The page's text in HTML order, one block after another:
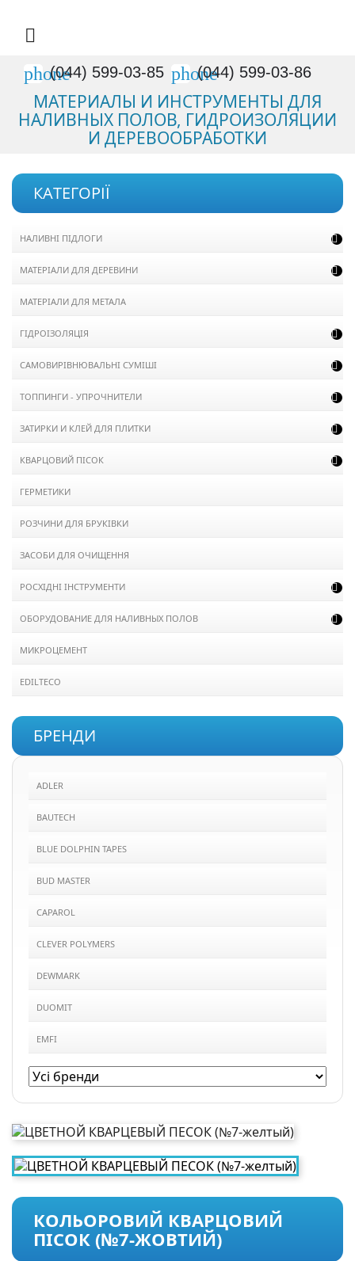

phone
(044) 599-03-85 phone
(044) 599-03-86
МАТЕРИАЛЫ И ИНСТРУМЕНТЫ ДЛЯ
НАЛИВНЫХ ПОЛОВ, ГИДРОИЗОЛЯЦИИ
И ДЕРЕВООБРАБОТКИ
КАТЕГОРІЇ
НАЛИВНІ ПІДЛОГИ 
МАТЕРІАЛИ ДЛЯ ДЕРЕВИНИ 
МАТЕРІАЛИ ДЛЯ МЕТАЛА
ГІДРОІЗОЛЯЦІЯ 
САМОВИРІВНЮВАЛЬНІ СУМІШІ 
ТОППИНГИ - УПРОЧНИТЕЛИ 
ЗАТИРКИ И КЛЕЙ ДЛЯ ПЛИТКИ 
КВАРЦОВИЙ ПІСОК 
ГЕРМЕТИКИ
РОЗЧИНИ ДЛЯ БРУКІВКИ
ЗАСОБИ ДЛЯ ОЧИЩЕННЯ
РОСХІДНІ ІНСТРУМЕНТИ 
ОБОРУДОВАНИЕ ДЛЯ НАЛИВНЫХ ПОЛОВ 
МИКРОЦЕМЕНТ
EDILTECO
БРЕНДИ
ADLER
BAUTECH
BLUE DOLPHIN TAPES
BUD MASTER
CAPAROL
CLEVER POLYMERS
DEWMARK
DUOMIT
EMFI
КОЛЬОРОВИЙ КВАРЦОВИЙ
ПІСОК (№7-ЖОВТИЙ)